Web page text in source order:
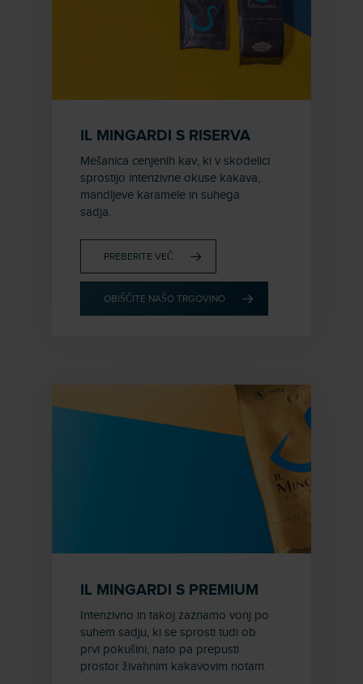
IL MINGARDI S RISERVA
Mešanica cenjenih kav, ki v skodelici
sprostijo intenzivne okuse kakava,
mandljeve karamele in suhega
sadja.
PREBERITE VEČ
OBIŠČITE NAŠO TRGOVINO
IL MINGARDI S PREMIUM
Intenzivno in takoj zaznamo vonj po
suhem sadju, ki se sprosti tudi ob
prvi pokušini, nato pa prepusti
prostor živahnim kakavovim notam.